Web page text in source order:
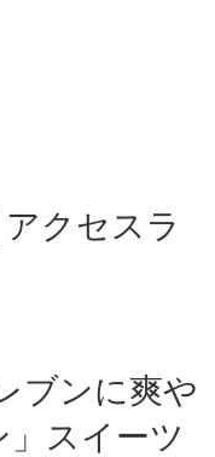
クセスラ
ブンに爽や
スイーツ